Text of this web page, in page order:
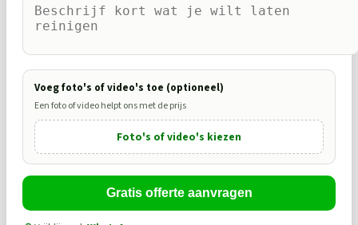
Voeg foto's of video's toe (optioneel)
Een foto of video helpt ons met de prijs
Foto's of video's kiezen
Gratis offerte aanvragen